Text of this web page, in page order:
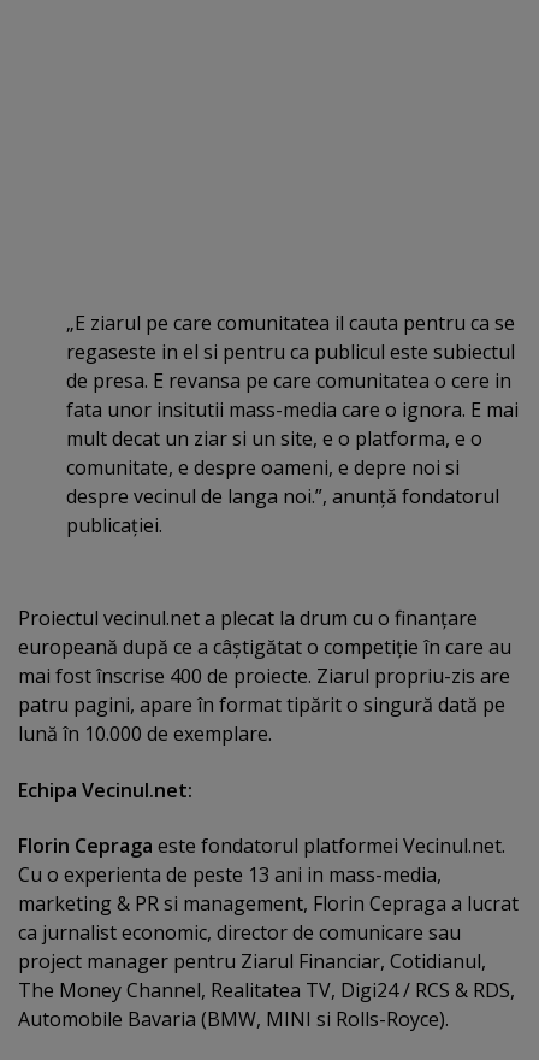
„E ziarul pe care comunitatea il cauta pentru ca se
regaseste in el si pentru ca publicul este subiectul
de presa. E revansa pe care comunitatea o cere in
fata unor insitutii mass-media care o ignora. E mai
mult decat un ziar si un site, e o platforma, e o
comunitate, e despre oameni, e depre noi si
despre vecinul de langa noi.”, anunţă fondatorul
publicaţiei.
Proiectul vecinul.net a plecat la drum cu o finanţare
europeană după ce a câştigătat o competiţie în care au
mai fost înscrise 400 de proiecte. Ziarul propriu-zis are
patru pagini, apare în format tipărit o singură dată pe
lună în 10.000 de exemplare.
Echipa Vecinul.net:
Florin Cepraga este fondatorul platformei Vecinul.net.
Cu o experienta de peste 13 ani in mass-media,
marketing & PR si management, Florin Cepraga a lucrat
ca jurnalist economic, director de comunicare sau
project manager pentru Ziarul Financiar, Cotidianul,
The Money Channel, Realitatea TV, Digi24 / RCS & RDS,
Automobile Bavaria (BMW, MINI si Rolls-Royce).